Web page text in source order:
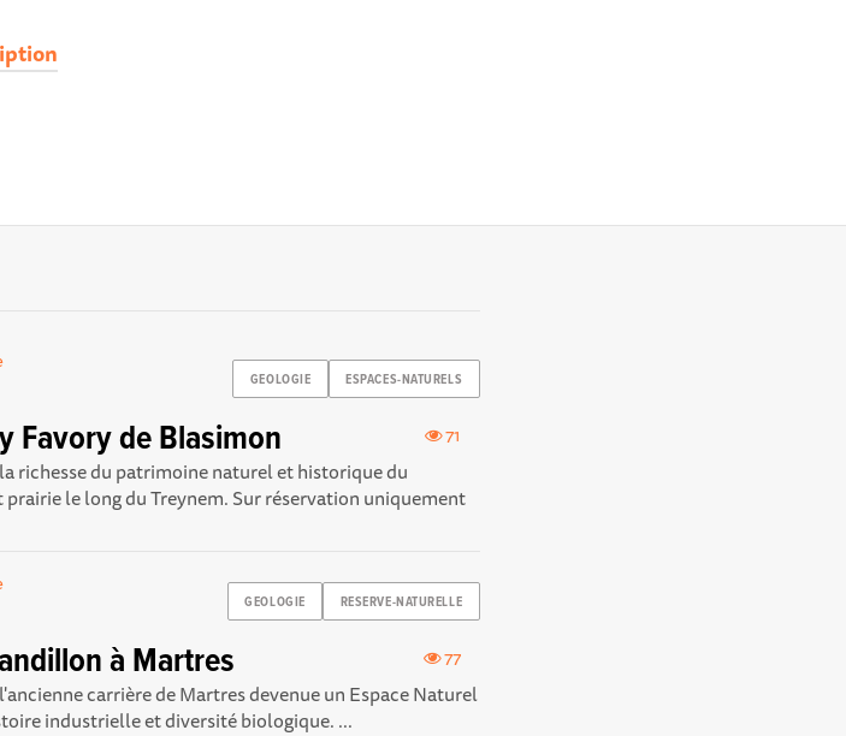
GEOLOGIE ESPACES-NATURELS
71
Favory de Blasimon
richesse du patrimoine naturel et historique du
le long du Treynem. Sur réservation uniquement
GEOLOGIE RESERVE-NATURELLE
77
à Martres
carrière de Martres devenue un Espace Naturel
industrielle et diversité biologique. ...